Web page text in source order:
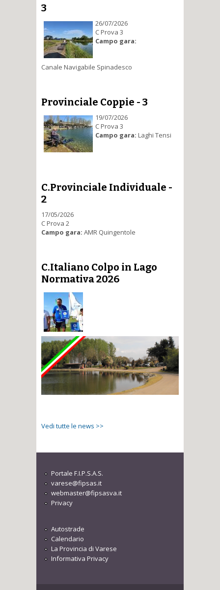
3
26/07/2026
C Prova 3
Campo gara:
Canale Navigabile Spinadesco
Provinciale Coppie - 3
19/07/2026
C Prova 3
Campo gara: Laghi Tensi
C.Provinciale Individuale -
2
17/05/2026
C Prova 2
Campo gara: AMR Quingentole
C.Italiano Colpo in Lago
Normativa 2026
Vedi tutte le news >>
Portale F.I.P.S.A.S.
varese@fipsas.it
webmaster@fipsasva.it
Privacy
Autostrade
Calendario
La Provincia di Varese
Informativa Privacy